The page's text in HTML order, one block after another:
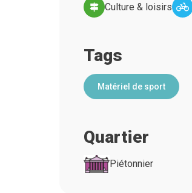
Culture & loisirs
Tags
Matériel de sport
Quartier
Piétonnier